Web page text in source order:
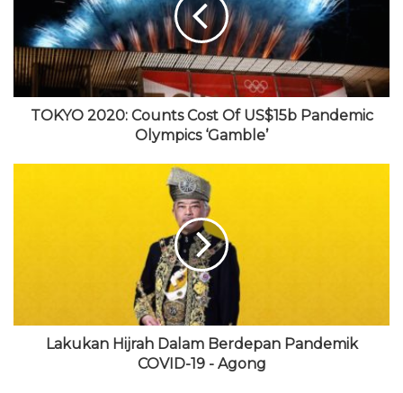
t
e
o
k
e
r
b
e
r
a
m
TOKYO 2020: Counts Cost Of US$15b Pandemic
Olympics ‘Gamble’
Lakukan Hijrah Dalam Berdepan Pandemik
COVID-19 - Agong